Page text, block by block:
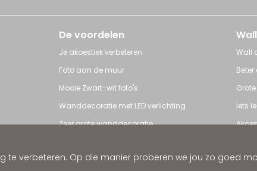
te verbeteren. Op die manier proberen we jou zo goed
De voordelen
Je akoestiek verbeteren
Foto aan de muur
Mooie Zwart-wit foto's
Wanddecoratie met LED verlichting
Zeer grote wanddecoratie
Wall
Iets